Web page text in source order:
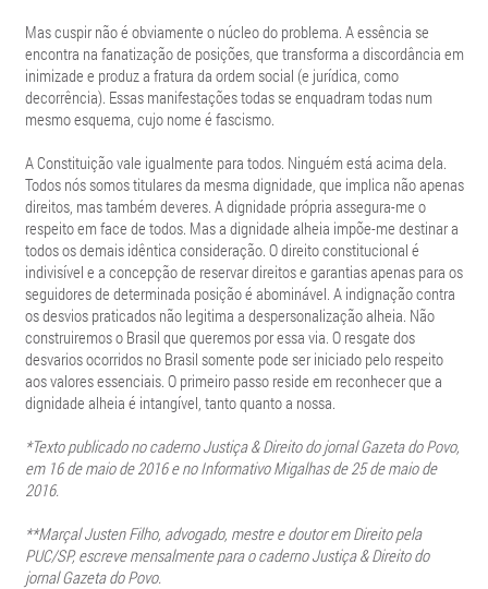
Mas cuspir não é obviamente o núcleo do problema. A essência se
encontra na fanatização de posições, que transforma a discordância em
inimizade e produz a fratura da ordem social (e jurídica, como
decorrência). Essas manifestações todas se enquadram todas num
mesmo esquema, cujo nome é fascismo.
A Constituição vale igualmente para todos. Ninguém está acima dela.
Todos nós somos titulares da mesma dignidade, que implica não apenas
direitos, mas também deveres. A dignidade própria assegura-me o
respeito em face de todos. Mas a dignidade alheia impõe-me destinar a
todos os demais idêntica consideração. O direito constitucional é
indivisível e a concepção de reservar direitos e garantias apenas para os
seguidores de determinada posição é abominável. A indignação contra
os desvios praticados não legitima a despersonalização alheia. Não
construiremos o Brasil que queremos por essa via. O resgate dos
desvarios ocorridos no Brasil somente pode ser iniciado pelo respeito
aos valores essenciais. O primeiro passo reside em reconhecer que a
dignidade alheia é intangível, tanto quanto a nossa.
*Texto publicado no cadernoJustiça & Direito do jornal Gazeta do Povo,
em 16 de maio de 2016 e noInformativo Migalhas de 25 de maio de
2016.
**Marçal Justen Filho, advogado, mestre e doutor em Direito pela
PUC/SP, escreve mensalmente para o caderno Justiça & Direito do
jornal Gazeta do Povo.